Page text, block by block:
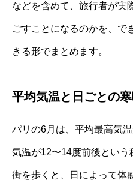
などを含めて、旅行者が実
ごすことになるのかを、で
きる形でまとめます。
平均気温と日ごとの
パリの6月は、平均最高気
気温が12〜14度前後とい
街を歩くと、日によって体